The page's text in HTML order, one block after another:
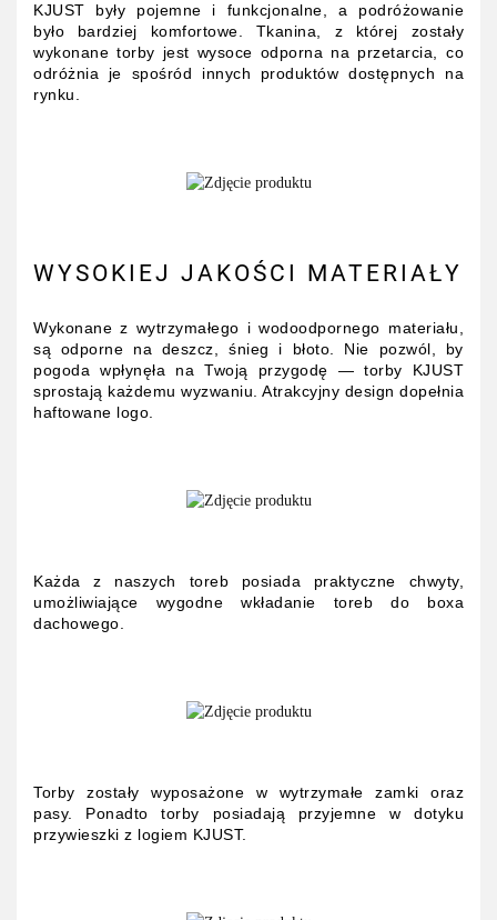
KJUST były pojemne i funkcjonalne, a podróżowanie
było bardziej komfortowe. Tkanina, z której zostały
wykonane torby jest wysoce odporna na przetarcia, co
odróżnia je spośród innych produktów dostępnych na
rynku.
WYSOKIEJ JAKOŚCI MATERIAŁY
Wykonane z wytrzymałego i wodoodpornego materiału,
są odporne na deszcz, śnieg i błoto. Nie pozwól, by
pogoda wpłynęła na Twoją przygodę — torby KJUST
sprostają każdemu wyzwaniu. Atrakcyjny design dopełnia
haftowane logo.
Każda z naszych toreb posiada praktyczne chwyty,
umożliwiające wygodne wkładanie toreb do boxa
dachowego.
Torby zostały wyposażone w wytrzymałe zamki oraz
pasy. Ponadto torby posiadają przyjemne w dotyku
przywieszki z logiem KJUST.